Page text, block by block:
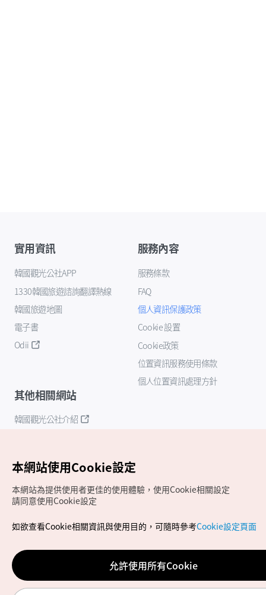
實用資訊
韓國觀光公社APP
1330韓國旅遊諮詢翻譯熱線
韓國旅遊地圖
電子書
Odii
服務內容
服務條款
FAQ
個人資訊保護政策
Cookie 設置
Cookie政策
位置資訊服務使用條款
個人位置資訊處理方針
其他相關網站
韓國觀光公社介紹
Copyrights (c) 韓國觀光公社版權所有
如有相關疑問或建議，歡迎來信至官方信箱
chinese_big5@knto.or.kr
本網站使用Cookie設定
本網站為提供使用者更佳的使用體驗，使用Cookie相關設定
請同意使用Cookie設定
如欲查看Cookie相關資訊與使用目的，可隨時參考Cookie設定頁面
允許使用所有Cookie